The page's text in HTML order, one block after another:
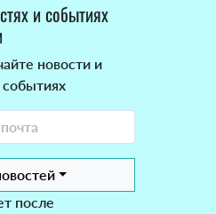
и событиях
новости и
после